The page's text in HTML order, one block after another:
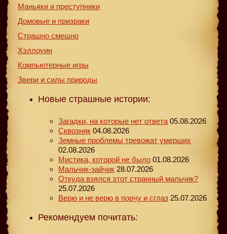
Маньяки и преступники
Домовые и призраки
Страшно смешно
Хэллоуин
Компьютерные игры
Звери и силы природы
Новые страшные истории:
Загадки, на которые нет ответа 05.08.2026
Сквозняк 04.08.2026
Земные проблемы тревожат умерших
02.08.2026
Мистика, которой не было 01.08.2026
Мальчик-зайчик 28.07.2026
Откуда взялся этот странный мальчик?
25.07.2026
Верю и не верю в порчу и сглаз 25.07.2026
Рекомендуем почитать: